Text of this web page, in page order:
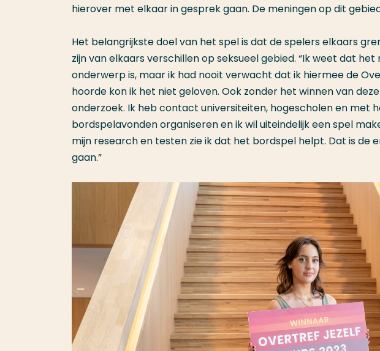
hierover met elkaar in gesprek gaan. De meningen op dit
Het belangrijkste doel van het spel is dat de spelers elkaars
zijn van elkaars verschillen op seksueel gebied. “Ik weet dat
onderwerp is, maar ik had nooit verwacht dat ik hiermee de
hoorde kon ik het niet geloven. Ook zonder het winnen van
onderzoek. Ik heb contact universiteiten, hogescholen en met
bordspelavonden organiseren en ik wil uiteindelijk een spel
mijn research en testen zie ik dat het bordspel helpt. Dat is de
gaan.”